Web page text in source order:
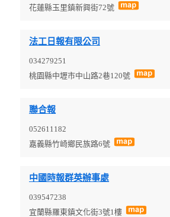
花蓮縣玉里鎮新興街72號
法工日報有限公司
034279251
桃園縣中壢市中山路2巷120號
聯合報
052611182
嘉義縣竹崎鄉民族路6號
中國時報群英辦事處
039547238
宜蘭縣羅東鎮文化街3號1樓